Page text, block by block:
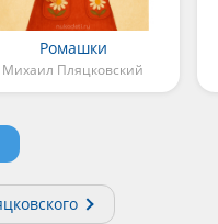
Ромашки
Михаил Пляцковский